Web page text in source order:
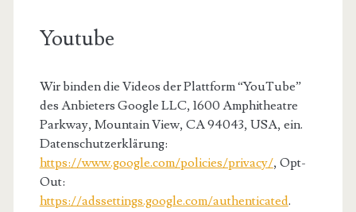
Youtube
Wir binden die Videos der Plattform “YouTube”
des Anbieters Google LLC, 1600 Amphitheatre
Parkway, Mountain View, CA 94043, USA, ein.
Datenschutzerklärung:
https://www.google.com/policies/privacy/, Opt-
Out:
https://adssettings.google.com/authenticated.